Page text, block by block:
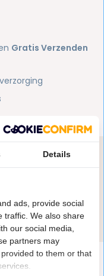
Gratis Verzenden
mail.
Details
ads, provide social
traffic. We also share
our social media,
partners may
to them or that